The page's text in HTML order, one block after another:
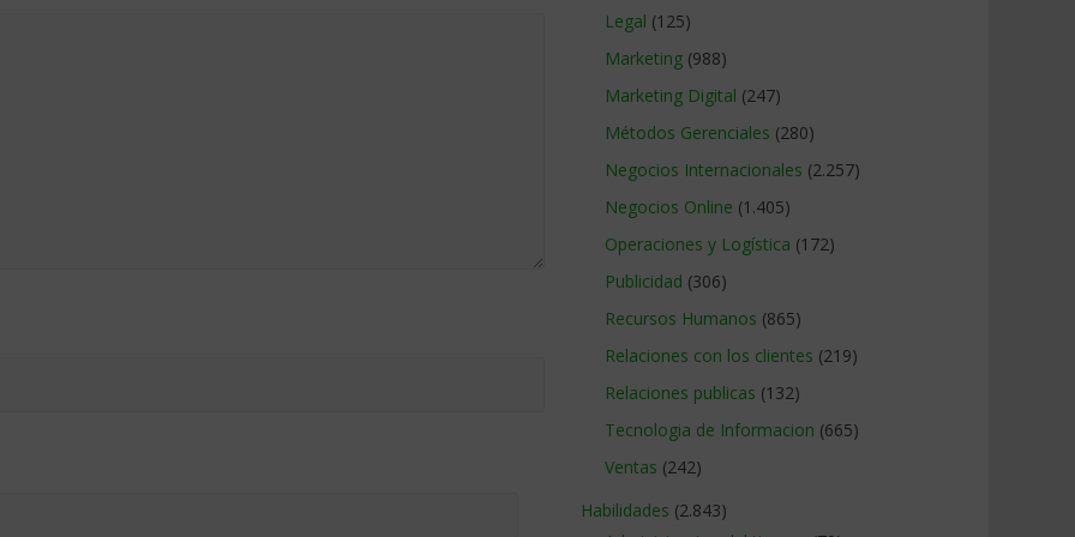
Legal (125)
Marketing (988)
Marketing Digital (247)
Métodos Gerenciales (280)
Negocios Internacionales (2.257)
Negocios Online (1.405)
Operaciones y Logística (172)
Publicidad (306)
Recursos Humanos (865)
Relaciones con los clientes (219)
Relaciones publicas (132)
Tecnologia de Informacion (665)
Ventas (242)
Habilidades (2.843)